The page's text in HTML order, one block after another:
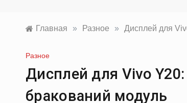
Главная » Разное » Дисплей для
Разное
Дисплей для Vivo Y20:
бракований модуль